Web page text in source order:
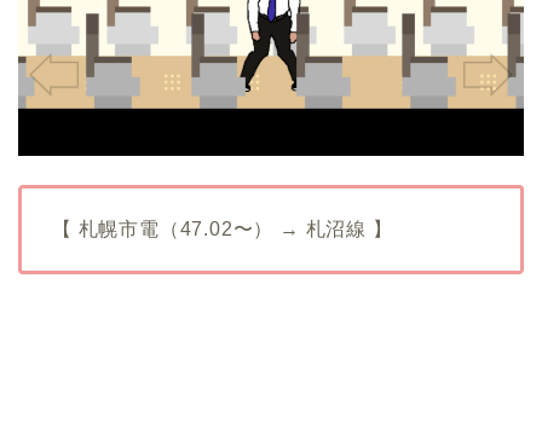
【 札幌市電（47.02〜） → 札沼線 】